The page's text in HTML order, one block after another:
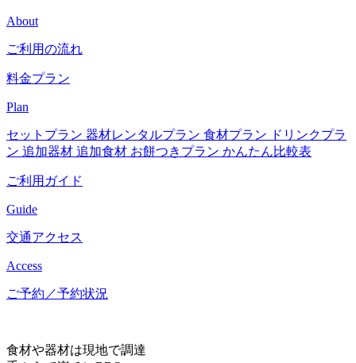
About
ご利用の流れ
料金プラン
Plan
セットプラン 器材レンタルプラン 食材プラン ドリンクプラ
ン 追加器材 追加食材 お餅つきプラン かんたん比較表
ご利用ガイド
Guide
交通アクセス
Access
ご予約／予約状況
食材や器材は現地で調達